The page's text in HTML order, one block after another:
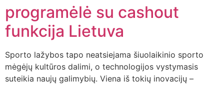
programėlė su cashout
funkcija Lietuva
Sporto lažybos tapo neatsiejama šiuolaikinio sporto
mėgėjų kultūros dalimi, o technologijos vystymasis
suteikia naujų galimybių. Viena iš tokių inovacijų –